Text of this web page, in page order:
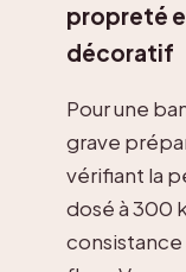
propreté
décoratif
Pour une
grave
vérifiant la
dosé à 300
consistance